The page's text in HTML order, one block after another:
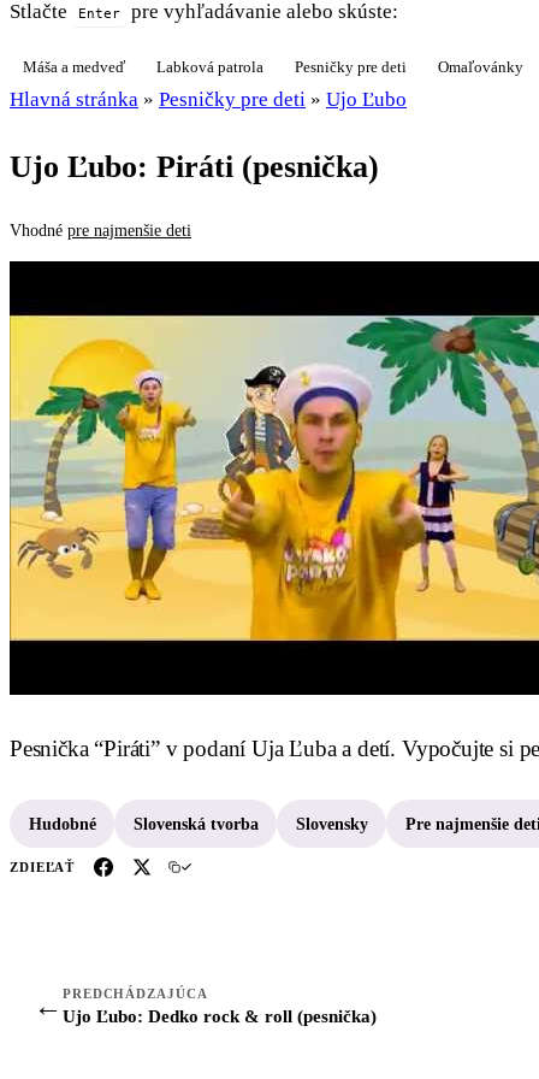
Stlačte Enter pre vyhľadávanie alebo skúste:
Máša a medveď Labková patrola Pesničky pre deti Omaľovánky
Hlavná stránka » Pesničky pre deti » Ujo Ľubo
Ujo Ľubo: Piráti (pesnička)
Vhodné pre najmenšie deti
Pesnička “Piráti” v podaní Uja Ľuba a detí. Vypočujte si
Hudobné Slovenská tvorba Slovensky Pre najmenšie
ZDIEĽAŤ
← PREDCHÁDZAJÚCA
Ujo Ľubo: Dedko rock & roll (pesnička)